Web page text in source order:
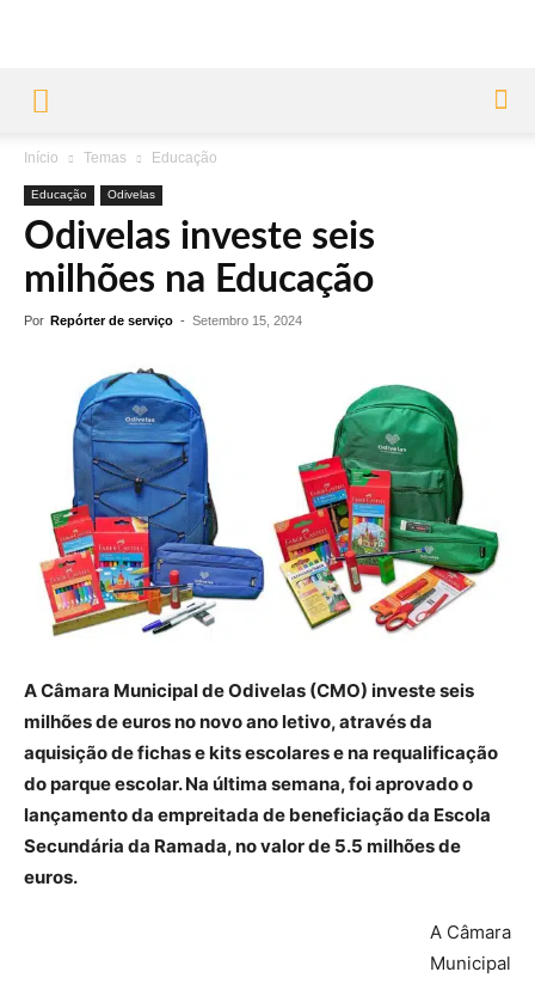
Início Temas Educação
Educação Odivelas
Odivelas investe seis
milhões na Educação
Por Repórter de serviço - Setembro 15, 2024
A Câmara Municipal de Odivelas (CMO) investe seis
milhões de euros no novo ano letivo, através da
aquisição de fichas e kits escolares e na requalificação
do parque escolar. Na última semana, foi aprovado o
lançamento da empreitada de beneficiação da Escola
Secundária da Ramada, no valor de 5.5 milhões de
euros.
A Câmara
Municipal